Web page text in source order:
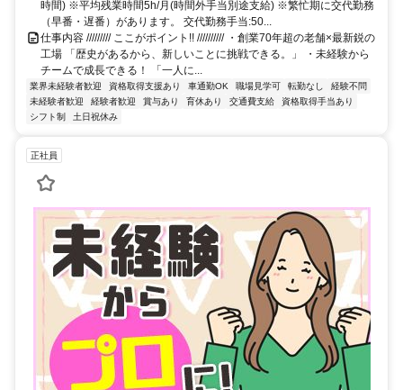
時間) ※平均残業時間5h/月(時間外手当別途支給) ※繁忙期に交代勤務
（早番・遅番）があります。 交代勤務手当:50...
仕事内容 ///////// ここがポイント!! ////////// ・創業70年超の老舗×最新鋭の
工場 「歴史があるから、新しいことに挑戦できる。」 ・未経験から
チームで成長できる！ 「一人に...
業界未経験者歓迎 資格取得支援あり 車通勤OK 職場見学可 転勤なし
経験不問
未経験者歓迎
経験者歓迎 賞与あり 育休あり 交通費支給
資格取得手当あり
シフト制
土日祝休み
正社員